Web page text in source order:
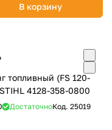
В корзину
топливный (FS 120-
4128-358-0800
ДостаточноКод. 25019